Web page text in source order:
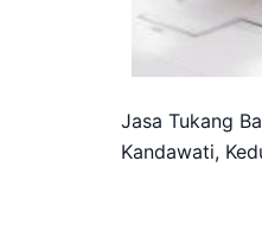
Jasa Tukang
Kandawati,